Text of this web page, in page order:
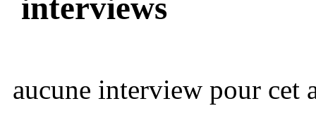
interviews
aucune interview pour cet